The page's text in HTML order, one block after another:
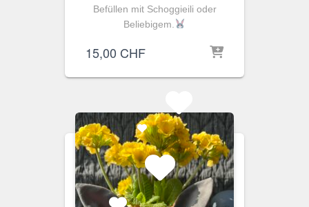
Befüllen mit Schoggieili oder
Beliebigem.
15,00 CHF